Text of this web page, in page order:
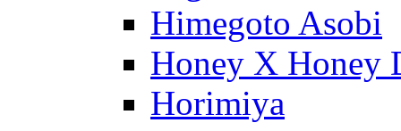
Himegoto Asobi
Honey X Honey
Horimiya